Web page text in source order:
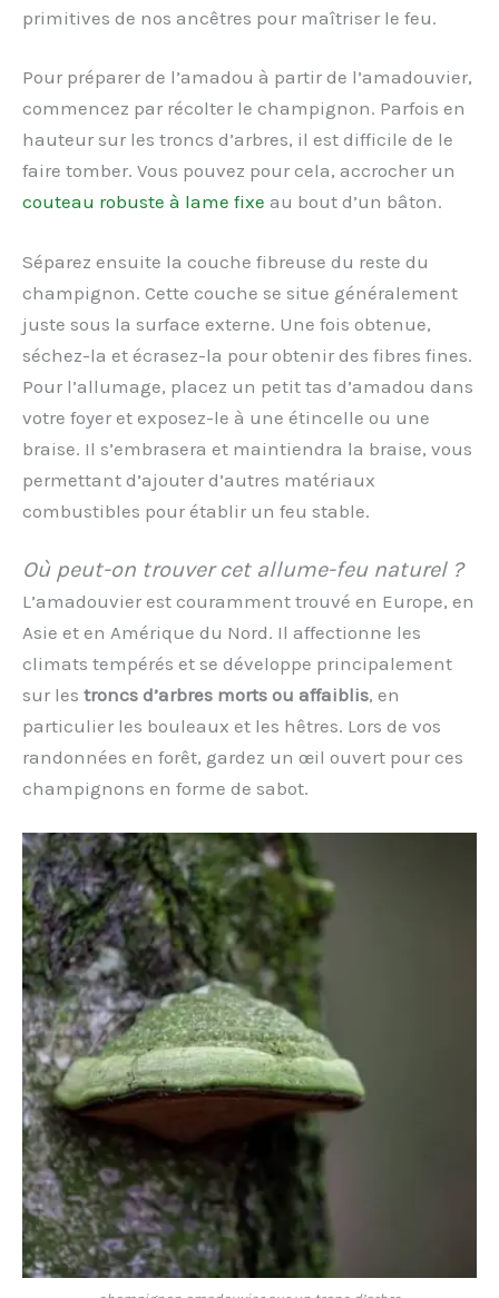
primitives de nos ancêtres pour maîtriser le feu.
Pour préparer de l’amadou à partir de l’amadouvier,
commencez par récolter le champignon. Parfois en
hauteur sur les troncs d’arbres, il est difficile de le
faire tomber. Vous pouvez pour cela, accrocher un
couteau robuste à lame fixe au bout d’un bâton.
Séparez ensuite la couche fibreuse du reste du
champignon. Cette couche se situe généralement
juste sous la surface externe. Une fois obtenue,
séchez-la et écrasez-la pour obtenir des fibres fines.
Pour l’allumage, placez un petit tas d’amadou dans
votre foyer et exposez-le à une étincelle ou une
braise. Il s’embrasera et maintiendra la braise, vous
permettant d’ajouter d’autres matériaux
combustibles pour établir un feu stable.
Où peut-on trouver cet allume-feu naturel ?
L’amadouvier est couramment trouvé en Europe, en
Asie et en Amérique du Nord. Il affectionne les
climats tempérés et se développe principalement
sur les troncs d’arbres morts ou affaiblis, en
particulier les bouleaux et les hêtres. Lors de vos
randonnées en forêt, gardez un œil ouvert pour ces
champignons en forme de sabot.